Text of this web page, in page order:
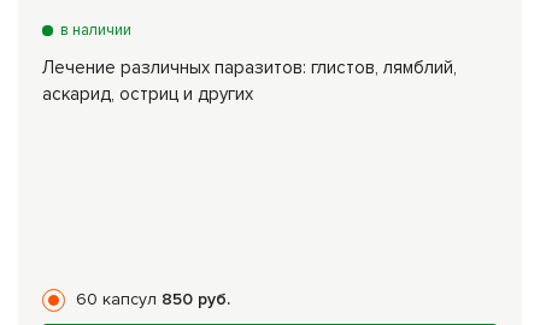
в наличии
Лечение различных паразитов: глистов, лямблий,
аскарид, остриц и других
60 капсул 850 руб.